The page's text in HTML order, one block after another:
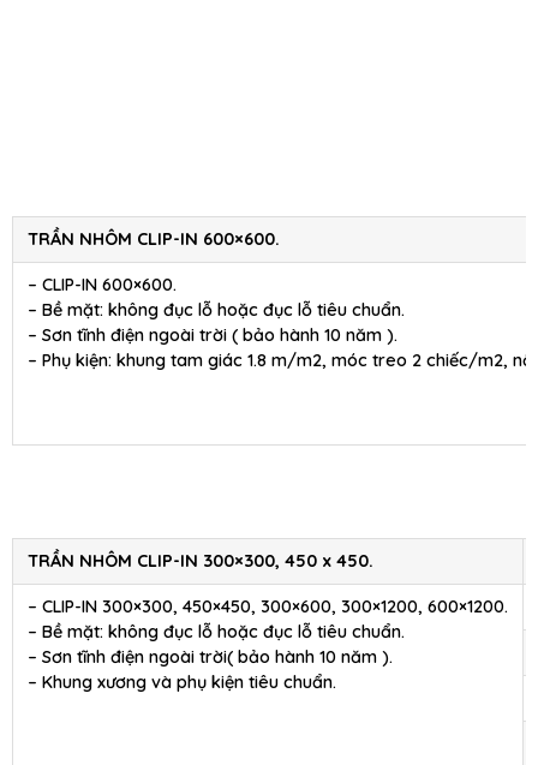
TRẦN NHÔM CLIP-IN 600×600.
– CLIP-IN 600×600.
– Bề mặt: không đục lỗ hoặc đục lỗ tiêu chuẩn.
– Sơn tĩnh điện ngoài trời ( bảo hành 10 năm ).
– Phụ kiện: khung tam giác 1.8 m/m2, móc treo 2 chiếc/m2,
TRẦN NHÔM CLIP-IN 300×300, 450 x 450.
– CLIP-IN 300×300, 450×450, 300×600, 300×1200, 600×1200.
– Bề mặt: không đục lỗ hoặc đục lỗ tiêu chuẩn.
– Sơn tĩnh điện ngoài trời( bảo hành 10 năm ).
– Khung xương và phụ kiện tiêu chuẩn.